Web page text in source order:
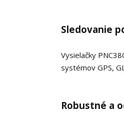
Sledovanie
Vysielačky
systémov GPS,
Robustné a